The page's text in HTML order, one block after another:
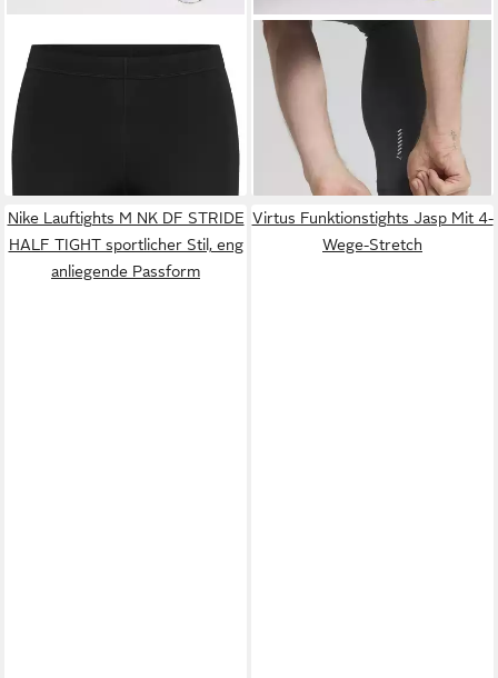
ASICSLauftights ASICS
CORE SPRINTER sportlicher
Stil, für Lauftraining und
ab 34,99 €
PUMALauftights M RUN
VELOCITY FL TIGHT mit
DryCELL Technologie,
atmungsaktiv, Slim Fit, mit
Gesäßtasche
ab 39,99 €
-20%
Nike Lauftights M NK DF STRIDE
HALF TIGHT sportlicher Stil, eng
anliegende Passform
Virtus Funktionstights Jasp Mit 4-
Wege-Stretch